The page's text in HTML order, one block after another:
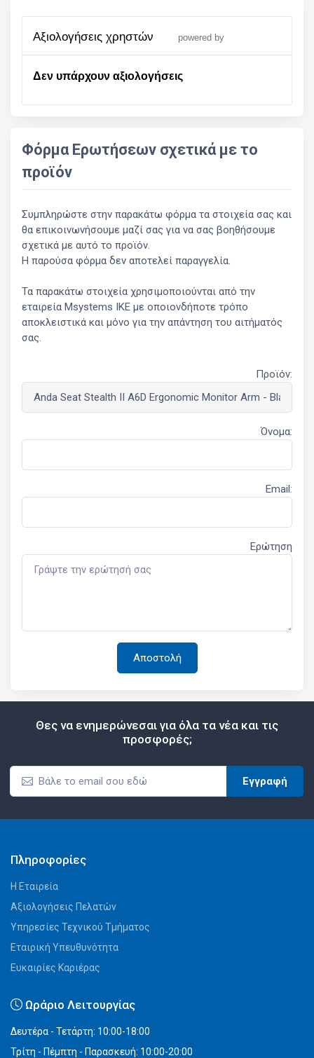
αξιολογήσεις χρηστών powered by
Δεν υπάρχουν αξιολογήσεις
Φόρμα Ερωτήσεων σχετικά με το
προϊόν
Συμπληρώστε στην παρακάτω φόρμα τα στοιχεία σας και
θα επικοινωνήσουμε μαζί σας για να σας βοηθήσουμε
σχετικά με αυτό το προϊόν.
Η παρούσα φόρμα δεν αποτελεί παραγγελία.
Τα παρακάτω στοιχεία χρησιμοποιούνται από την
εταιρεία Msystems ΙΚΕ με οποιονδήποτε τρόπο
αποκλειστικά και μόνο για την απάντηση του αιτήματός
σας.
Προϊόν:
Όνομα:
Email:
Ερώτηση
Θες να ενημερώνεσαι για όλα τα νέα και τις
προσφορές;
Εγγραφή
Πληροφορίες
Η Εταιρεία
Αξιολογήσεις Πελατών
Υπηρεσίες Τεχνικού Τμήματος
Εταιρική Υπευθυνότητα
Ευκαιρίες Καριέρας
Ωράριο Λειτουργίας
Δευτέρα - Τετάρτη: 10:00-18:00
Τρίτη - Πέμπτη - Παρασκευή: 10:00-20:00